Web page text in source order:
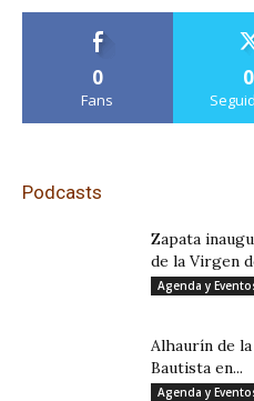
0
Fans
0
Podcasts
Zapata
de la Virgen
Agenda y
Alhaurín de
Bautista en...
Agenda y